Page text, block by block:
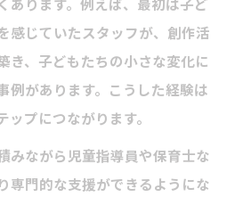
あります。例えば、最初は子ど
感じていたスタッフが、創作活
き、子どもたちの小さな変化に
例があります。こうした経験は
プにつながります。
みながら児童指導員や保育士な
専門的な支援ができるようにな